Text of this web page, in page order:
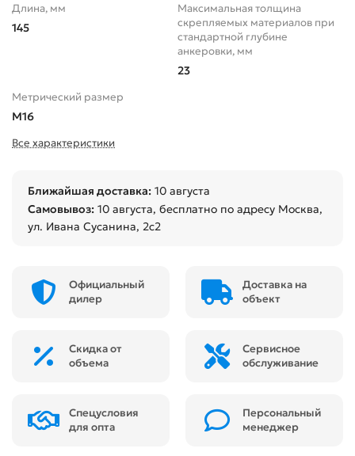
Длина, мм
145
Максимальная толщина
скрепляемых материалов при
стандартной глубине
анкеровки, мм
23
Метрический размер
М16
Все характеристики
Ближайшая доставка: 10 августа
Самовывоз: 10 августа, бесплатно по адресу Москва,
ул. Ивана Сусанина, 2с2
Официальный
дилер
Доставка на
объект
Скидка от
объема
Сервисное
обслуживание
Спецусловия
для опта
Персональный
менеджер